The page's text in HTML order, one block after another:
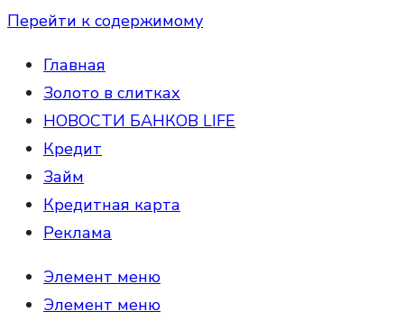
Перейти к содержимому
Главная
Золото в слитках
НОВОСТИ БАНКОВ LIFE
Кредит
Займ
Кредитная карта
Реклама
Элемент меню
Элемент меню